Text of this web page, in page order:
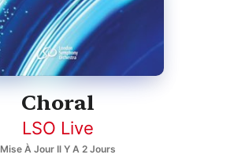
Choral
LSO Live
Mise À Jour Il Y A 2 Jours